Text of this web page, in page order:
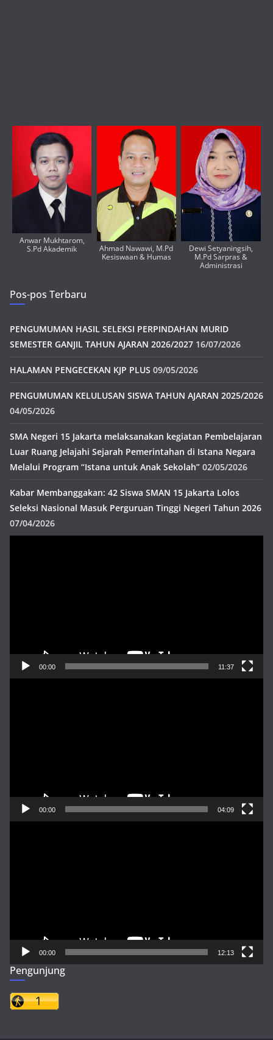
Anwar Mukhtarom,
S.Pd Akademik
Ahmad Nawawi, M.Pd
Kesiswaan & Humas
Dewi Setyaningsih,
M.Pd Sarpras &
Administrasi
Pos-pos Terbaru
PENGUMUMAN HASIL SELEKSI PERPINDAHAN MURID
SEMESTER GANJIL TAHUN AJARAN 2026/2027 16/07/2026
HALAMAN PENGECEKAN KJP PLUS 09/05/2026
PENGUMUMAN KELULUSAN SISWA TAHUN AJARAN 2025/2026
04/05/2026
SMA Negeri 15 Jakarta melaksanakan kegiatan Pembelajaran
Luar Ruang Jelajahi Sejarah Pemerintahan di Istana Negara
Melalui Program “Istana untuk Anak Sekolah” 02/05/2026
Kabar Membanggakan: 42 Siswa SMAN 15 Jakarta Lolos
Seleksi Nasional Masuk Perguruan Tinggi Negeri Tahun 2026
07/04/2026
00:00 11:37
00:00 04:09
00:00 12:13
Pengunjung